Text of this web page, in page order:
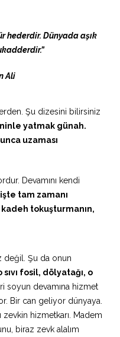
hederdir. Dünyada aşık
Ali
Şu dizesini bilirsiniz
yatmak günah.
uzaması
Devamını kendi
işte tam zamanı
tokuşturmanın,
değil. Şu da onun
fosil, dölyatağı, o
soyun devamına hizmet
Bir can geliyor dünyaya.
zevkin hizmetkarı. Madem
biraz zevk alalım